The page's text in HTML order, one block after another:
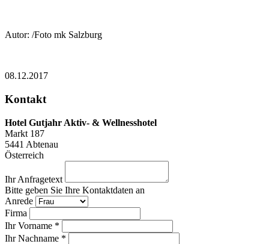
Autor: /Foto mk Salzburg
08.12.2017
Kontakt
Hotel Gutjahr Aktiv- & Wellnesshotel
Markt 187
5441 Abtenau
Österreich
Ihr Anfragetext
Bitte geben Sie Ihre Kontaktdaten an
Anrede
Firma
Ihr Vorname *
Ihr Nachname *